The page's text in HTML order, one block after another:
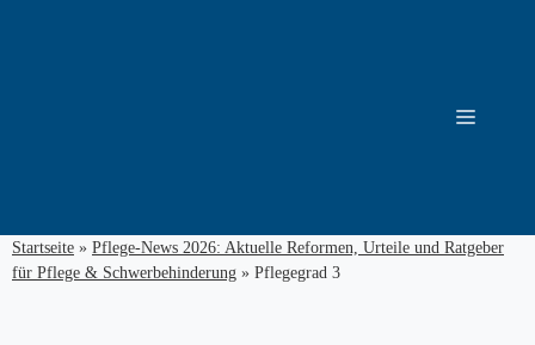
Menü
Startseite » Pflege-News 2026: Aktuelle Reformen, Urteile und Ratgeber
für Pflege & Schwerbehinderung » Pflegegrad 3